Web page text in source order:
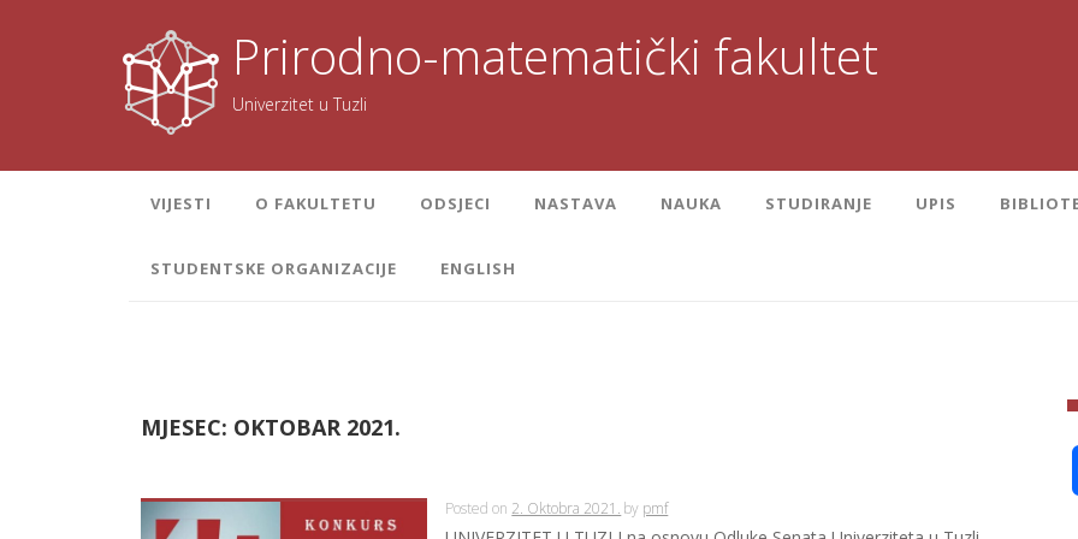
Prirodno-matematički fakultet
Univerzitet u Tuzli
VIJESTI O FAKULTETU ODSJECI NASTAVA NAUKA STUDIRANJE UPIS
STUDENTSKE ORGANIZACIJE ENGLISH
MJESEC: OKTOBAR 2021.
Posted on 2. Oktobra 2021. by pmf